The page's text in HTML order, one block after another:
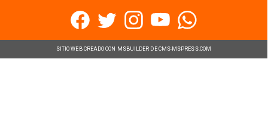
SITIO WEB CREADO CON MSBUILDER DE CMS-MSPRESS.COM